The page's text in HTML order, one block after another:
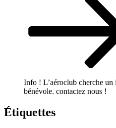
Info ! L’aéroclub cherche
bénévole. contactez nous !
Étiquettes